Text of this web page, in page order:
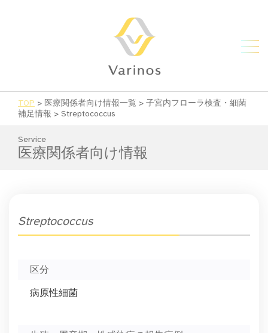
TOP > 医療関係者向け情報一覧 > 子宮内フローラ検査・細菌
補足情報 > Streptococcus
Service
医療関係者向け情報
Streptococcus
区分
病原性細菌